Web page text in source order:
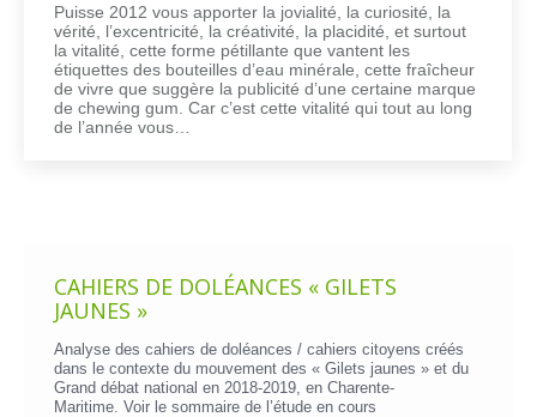
Puisse 2012 vous apporter la jovialité, la curiosité, la
vérité, l’excentricité, la créativité, la placidité, et surtout
la vitalité, cette forme pétillante que vantent les
étiquettes des bouteilles d’eau minérale, cette fraîcheur
de vivre que suggère la publicité d’une certaine marque
de chewing gum. Car c’est cette vitalité qui tout au long
de l’année vous…
CAHIERS DE DOLÉANCES « GILETS
JAUNES »
Analyse des cahiers de doléances / cahiers citoyens créés
dans le contexte du mouvement des « Gilets jaunes » et du
Grand débat national en 2018-2019, en Charente-
Maritime. Voir le sommaire de l’étude en cours